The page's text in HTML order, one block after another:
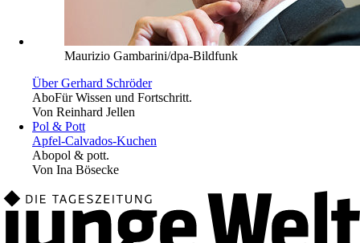
Maurizio Gambarini/dpa-Bildfunk
Über Gerhard Schröder
AboFür Wissen und Fortschritt.
Von Reinhard Jellen
Pol & Pott
Apfel-Calvados-Kuchen
Abopol & pott.
Von Ina Bösecke